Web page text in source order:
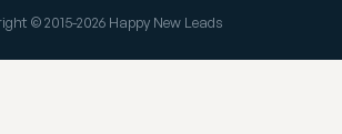
© 2015-2026 Happy New Leads